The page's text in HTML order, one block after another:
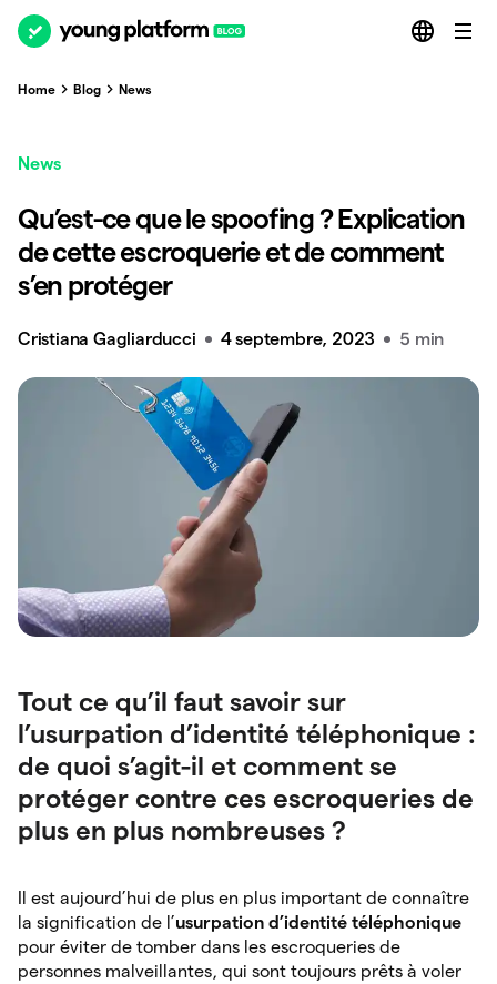
Home Blog News
News
Qu’est-ce que le spoofing ? Explication
de cette escroquerie et de comment
s’en protéger
Cristiana Gagliarducci 4 septembre, 2023 5 min
Tout ce qu’il faut savoir sur
l’usurpation d’identité téléphonique :
de quoi s’agit-il et comment se
protéger contre ces escroqueries de
plus en plus nombreuses ?
Il est aujourd’hui de plus en plus important de connaître
la signification de l’usurpation d’identité téléphonique
pour éviter de tomber dans les escroqueries de
personnes malveillantes, qui sont toujours prêts à voler